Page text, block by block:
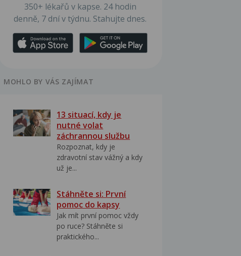
350+ lékařů v kapse. 24 hodin
denně, 7 dní v týdnu. Stahujte dnes.
MOHLO BY VÁS ZAJÍMAT
13 situací, kdy je
nutné volat
záchrannou službu
Rozpoznat, kdy je
zdravotní stav vážný a kdy
už je...
Stáhněte si: První
pomoc do kapsy
Jak mít první pomoc vždy
po ruce? Stáhněte si
praktického...